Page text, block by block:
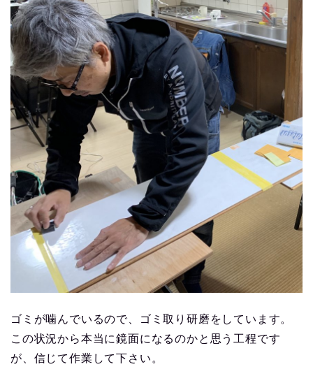
ゴミが噛んでいるので、ゴミ取り研磨をしています。
この状況から本当に鏡面になるのかと思う工程です
が、信じて作業して下さい。